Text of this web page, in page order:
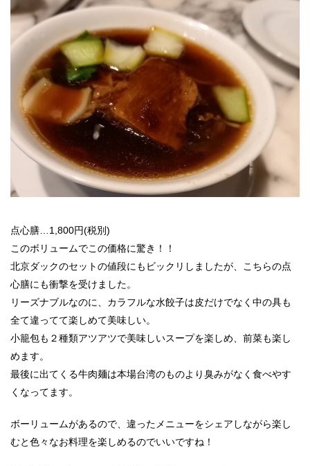
点心膳…1,800円(税別)
このボリュームでこの価格に驚き！！
北京ダックのセットの値段にもビックリしましたが、こちらの点
心膳にも衝撃を受けました。
リーズナブルなのに、カラフルな水餃子は皮だけでなく中の具も
全て違ってて楽しめて美味しい。
小籠包も２種類アツアツで美味しいスープを楽しめ、前菜も楽し
めます。
最後に出てくる牛肉麺は本場台湾のものより臭みがなく食べやす
くなってます。
ボーリュームがあるので、違ったメニューをシェアしながら楽し
むと色々なお料理を楽しめるのでいいですね！